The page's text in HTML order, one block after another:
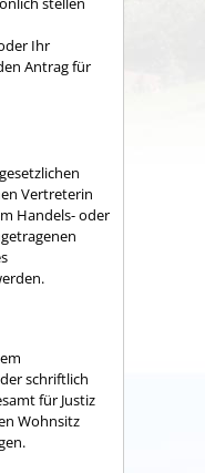
Ihr
Antrag für
Vertreterin
Handels- oder
schriftlich
für Justiz
Wohnsitz